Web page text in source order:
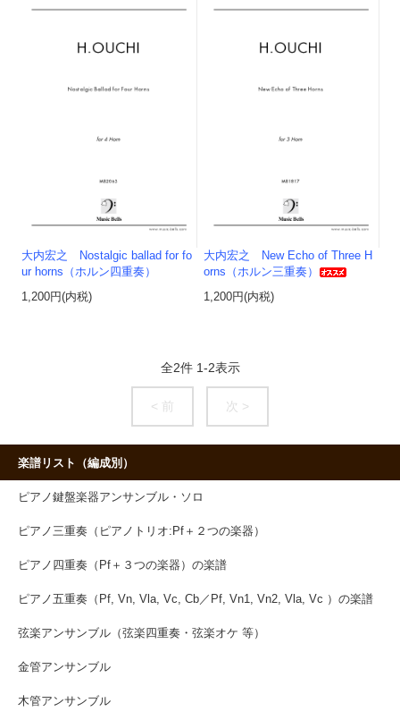
大内宏之 Nostalgic ballad for fo
ur horns（ホルン四重奏）
1,200円(内税)
大内宏之 New Echo of Three H
orns（ホルン三重奏）
1,200円(内税)
全2件 1-2表示
< 前 次 >
楽譜リスト（編成別）
ピアノ鍵盤楽器アンサンブル・ソロ
ピアノ三重奏（ピアノトリオ:Pf＋２つの楽器）
ピアノ四重奏（Pf＋３つの楽器）の楽譜
ピアノ五重奏（Pf, Vn, Vla, Vc, Cb／Pf, Vn1, Vn2, Vla, Vc ）の楽譜
弦楽アンサンブル（弦楽四重奏・弦楽オケ 等）
金管アンサンブル
木管アンサンブル